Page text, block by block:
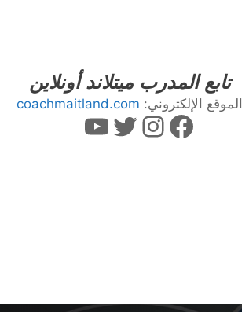
تابع المدرب ميتلاند أونلاين
الموقع الإلكتروني: coachmaitland.com
فيسبوك
إنستغرام
تويتريوتيوب